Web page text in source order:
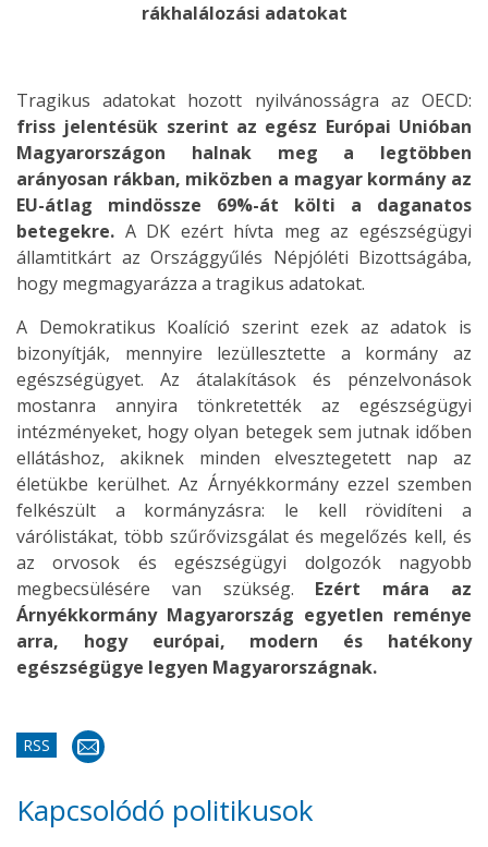
rákhalálozási adatokat
Tragikus adatokat hozott nyilvánosságra az OECD:
friss jelentésük szerint az egész Európai Unióban
Magyarországon halnak meg a legtöbben
arányosan rákban, miközben a magyar kormány az
EU-átlag mindössze 69%-át költi a daganatos
betegekre. A DK ezért hívta meg az egészségügyi
államtitkárt az Országgyűlés Népjóléti Bizottságába,
hogy megmagyarázza a tragikus adatokat.
A Demokratikus Koalíció szerint ezek az adatok is
bizonyítják, mennyire lezüllesztette a kormány az
egészségügyet. Az átalakítások és pénzelvonások
mostanra annyira tönkretették az egészségügyi
intézményeket, hogy olyan betegek sem jutnak időben
ellátáshoz, akiknek minden elvesztegetett nap az
életükbe kerülhet. Az Árnyékkormány ezzel szemben
felkészült a kormányzásra: le kell rövidíteni a
várólistákat, több szűrővizsgálat és megelőzés kell, és
az orvosok és egészségügyi dolgozók nagyobb
megbecsülésére van szükség. Ezért mára az
Árnyékkormány Magyarország egyetlen reménye
arra, hogy európai, modern és hatékony
egészségügye legyen Magyarországnak.
RSS
Kapcsolódó politikusok